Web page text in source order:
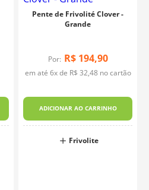
Pente de Frivolité Clover -
Grande
Por: R$ 194,90
em até 6x de R$ 32,48no cartão
ADICIONAR AO CARRINHO
Frivolite